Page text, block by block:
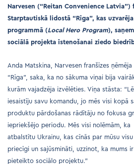
Narvesen (“Reitan Convenience Latvia”)
Starptautiskā
lidostā “Rīga”, kas
programmā (Local Hero Program),
sociālā projekta īstenošanai ziedo
Anda Matskina, Narvesen franšīzes
“Rīga”, saka, ka no sākuma viņai bija
kurām vajadzēja izvēlēties. Viņa stāsta:
iesaistīju savu komandu, jo mēs visi kopā
produktu pārdošanas rādītāju no fokusa
iepriekšējo periodu. Mēs visi nolēmām,
atbalstītu Ukrainu, kas cīnās par mūsu
priecīgi un sajūsmināti, uzzinot, ka mums
pieteikto sociālo projektu.”